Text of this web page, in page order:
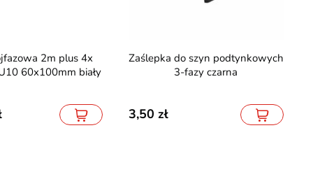
60x100mm biały
Zaślepka do szyn podtynkowych
3-fazy czarna
3,50